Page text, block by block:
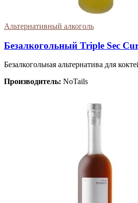
Альтернативный алкоголь
Безалкогольный Triple Sec
Безалкогольная альтернатива для
Производитель: NoTails